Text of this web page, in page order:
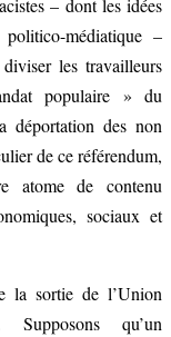
– dont les idées
médiatique –
les travailleurs
populaire » du
déportation des non
de ce référendum,
atome de contenu
sociaux et
la sortie de l’Union
Supposons qu’un